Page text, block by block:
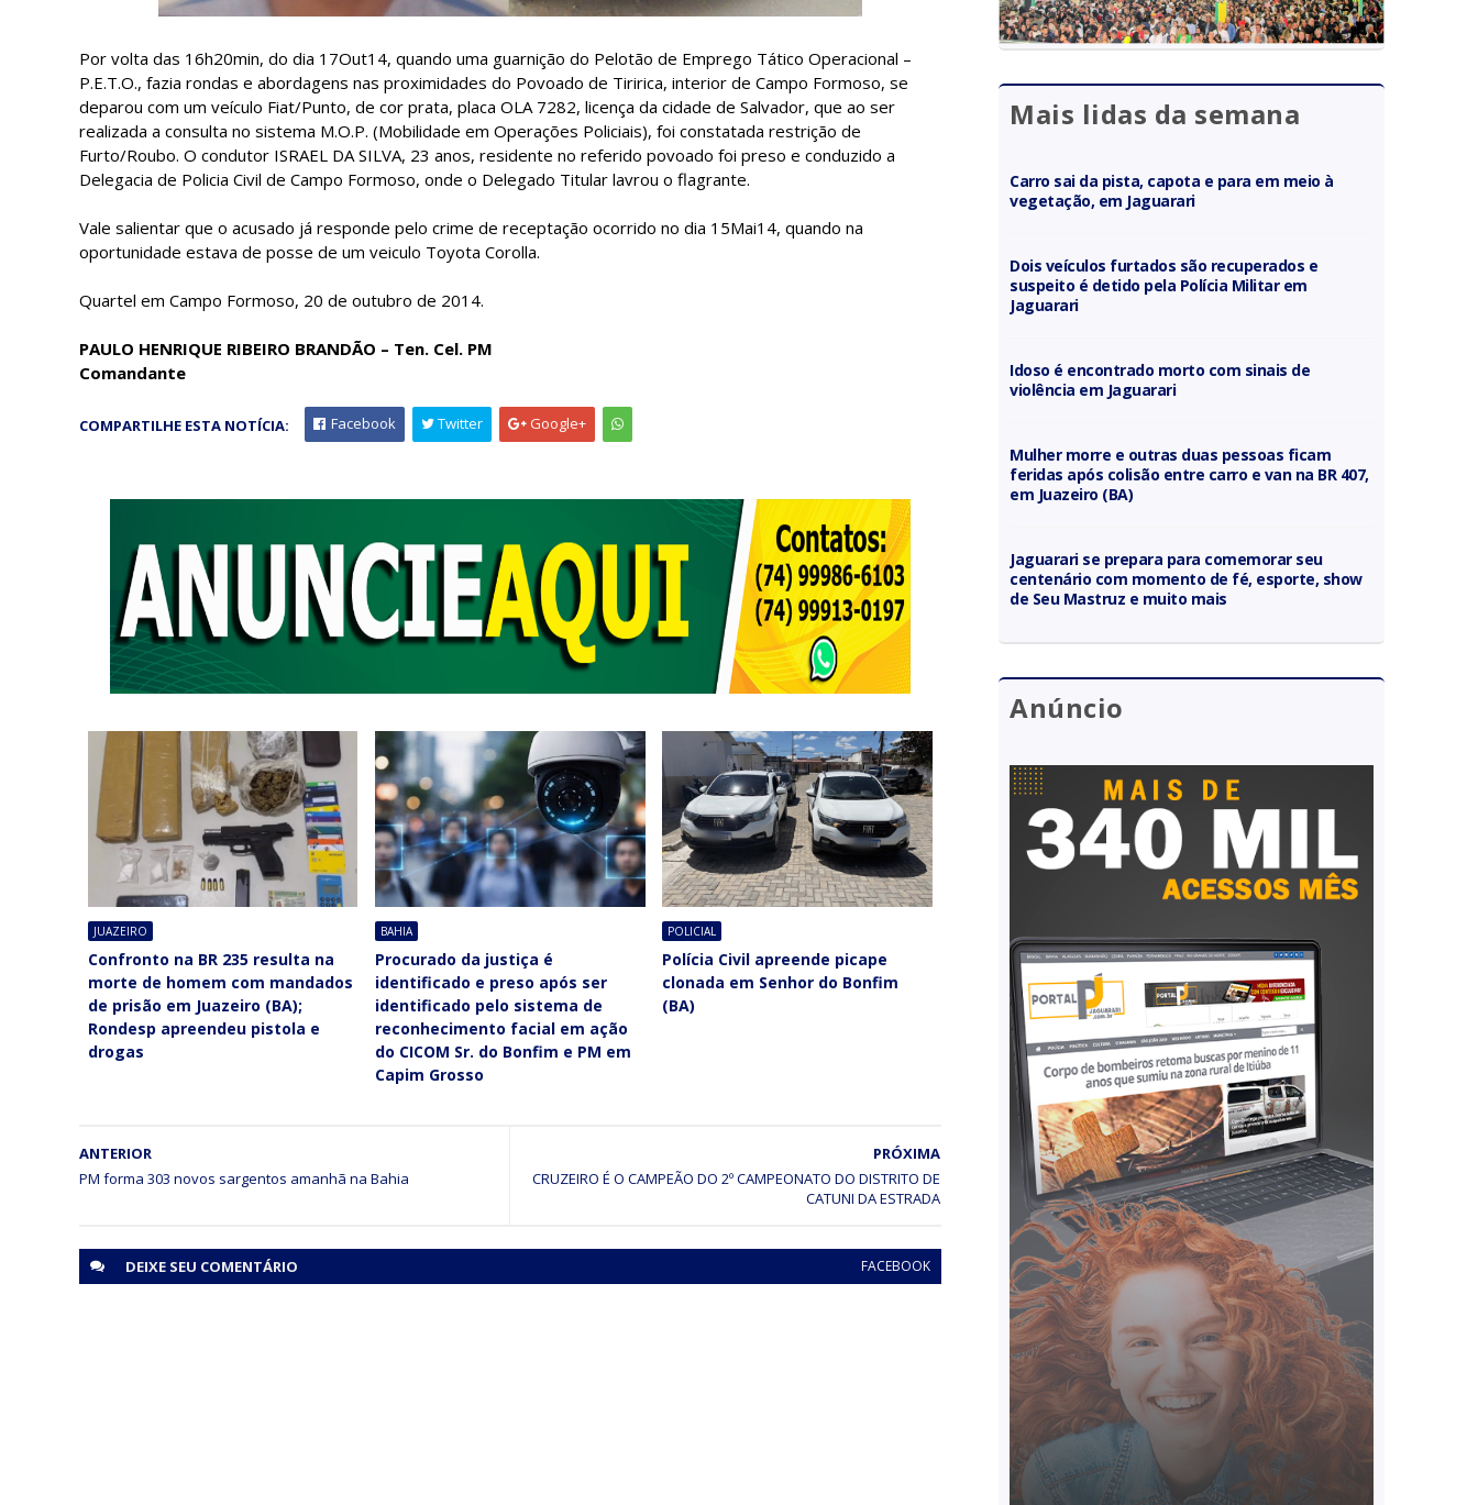
Por volta das 16h20min, do dia 17Out14, quando uma guarnição do Pelotão de Emprego Tático Operacional –
P.E.T.O., fazia rondas e abordagens nas proximidades do Povoado de Tiririca, interior de Campo Formoso, se
deparou com um veículo Fiat/Punto, de cor prata, placa OLA 7282, licença da cidade de Salvador, que ao ser
realizada a consulta no sistema M.O.P. (Mobilidade em Operações Policiais), foi constatada restrição de
Furto/Roubo. O condutor ISRAEL DA SILVA, 23 anos, residente no referido povoado foi preso e conduzido a
Delegacia de Policia Civil de Campo Formoso, onde o Delegado Titular lavrou o flagrante.
Vale salientar que o acusado já responde pelo crime de receptação ocorrido no dia 15Mai14, quando na
oportunidade estava de posse de um veiculo Toyota Corolla.
Quartel em Campo Formoso, 20 de outubro de 2014.
PAULO HENRIQUE RIBEIRO BRANDÃO – Ten. Cel. PM
Comandante
COMPARTILHE ESTA NOTÍCIA: Facebook Twitter Google+
JUAZEIRO
Confronto na BR 235 resulta na
morte de homem com mandados
de prisão em Juazeiro (BA);
Rondesp apreendeu pistola e
drogas
BAHIA
Procurado da justiça é
identificado e preso após ser
identificado pelo sistema de
reconhecimento facial em ação
do CICOM Sr. do Bonfim e PM em
Capim Grosso
POLICIAL
Polícia Civil apreende picape
clonada em Senhor do Bonfim
(BA)
PRÓXIMA
CRUZEIRO É O CAMPEÃO DO 2º CAMPEONATO DO DISTRITO DE
CATUNI DA ESTRADA
ANTERIOR
PM forma 303 novos sargentos amanhã na Bahia
DEIXE SEU COMENTÁRIO FACEBOOK
Mais lidas da semana
Carro sai da pista, capota e para em meio à
vegetação, em Jaguarari
Dois veículos furtados são recuperados e
suspeito é detido pela Polícia Militar em
Jaguarari
Idoso é encontrado morto com sinais de
violência em Jaguarari
Mulher morre e outras duas pessoas ficam
feridas após colisão entre carro e van na BR 407,
em Juazeiro (BA)
Jaguarari se prepara para comemorar seu
centenário com momento de fé, esporte, show
de Seu Mastruz e muito mais
Anúncio